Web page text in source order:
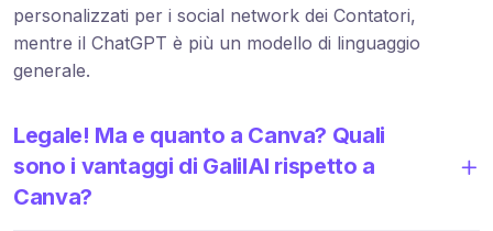
personalizzati per i social network dei Contatori,
mentre il ChatGPT è più un modello di linguaggio
generale.
Legale! Ma e quanto a Canva? Quali
sono i vantaggi di GalilAI rispetto a
Canva?